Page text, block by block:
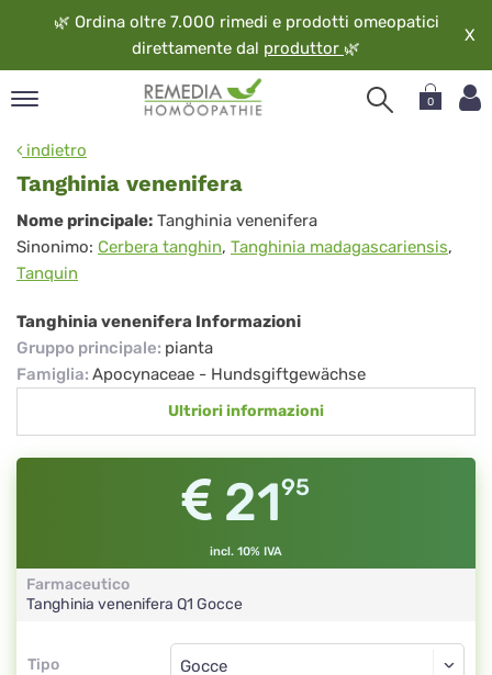
🌿 Ordina oltre 7.000 rimedi e prodotti omeopatici
direttamente dal produttor 🌿
X
0
indietro
Tanghinia venenifera
Tanghinia
venenifera
Nome principale: Tanghinia venenifera
Sinonimo: Cerbera tanghin, Tanghinia madagascariensis,
Tanquin
Tanghinia venenifera Informazioni
Gruppo principale: pianta
Famiglia: Apocynaceae - Hundsgiftgewächse
Ultriori informazioni
2195
incl. 10% IVA
Farmaceutico
Tanghinia venenifera Q1 Gocce
Tipo
Tipo